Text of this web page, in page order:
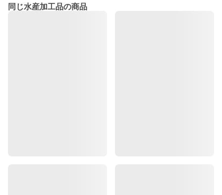
同じ水産加工品の商品